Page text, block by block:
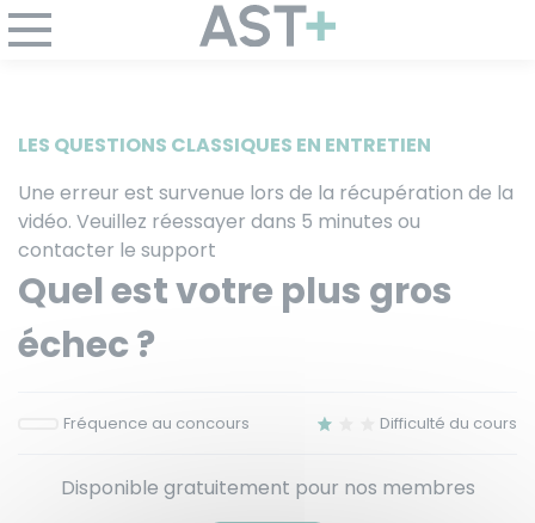
LES QUESTIONS CLASSIQUES EN ENTRETIEN
Une erreur est survenue lors de la récupération de la
vidéo. Veuillez réessayer dans 5 minutes ou
contacter le support
Quel est votre plus gros
échec ?
Fréquence au concours Difficulté du cours
Disponible gratuitement pour nos membres
Panneau de gestion des cookies